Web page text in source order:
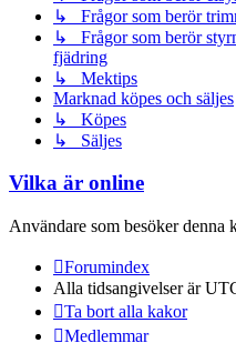
↳ Frågor som berör
↳ Frågor som berör
fjädring
↳ Mektips
Marknad köpes och säljes
↳ Köpes
↳ Säljes
Vilka är online
Användare som besöker denna
Forumindex
Alla tidsangivelser är
Ta bort alla kakor
Medlemmar